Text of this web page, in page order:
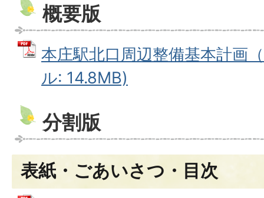
概要版
本庄駅北口周辺整備基本計画
ル: 14.8MB)
分割版
表紙・ごあいさつ・目次